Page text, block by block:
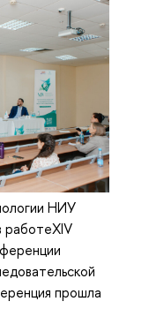
НИУ
работеXIV
прошла